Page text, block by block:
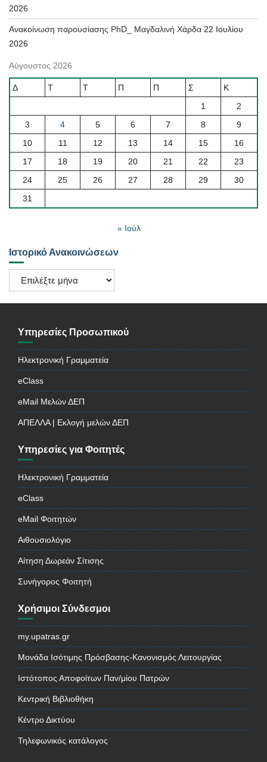
2026
Ανακοίνωση παρουσίασης PhD_ Μαγδαλινή Χάρδα 22 Ιουλίου
2026
Αύγουστος 2026
Δ Τ Τ Π Π Σ
Κ
1
2
3
4 5 6 7 8
9
10
11 12 13 14 15
16
17
18 19 20 21 22
23
24
25 26 27 28 29
30
31
« Ιούλ
Ιστορικό Ανακοινώσεων
Ιστορικό
Ανακοινώσεων
Υπηρεσίες Προσωπικού
Ηλεκτρονική Γραμματεία
eClass
eMail Μελών ΔΕΠ
ΑΠΕΛΛΑ | Εκλογή μελών ΔΕΠ
Υπηρεσίες για Φοιτητές
Ηλεκτρονική Γραμματεία
eClass
eMail Φοιτητών
Αιθουσιολόγιο
Αίτηση Δωρεάν Σίτισης
Συνήγορος Φοιτητή
Χρήσιμοι Σύνδεσμοι
my.upatras.gr
Μονάδα Ισότιμης Πρόσβασης-Κανονισμός Λειτουργίας
Ιστότοπος Αποφοίτων Παν/μίου Πατρών
Κεντρική Βιβλιοθήκη
Κέντρο Δικτύου
Τηλεφωνικός κατάλογος